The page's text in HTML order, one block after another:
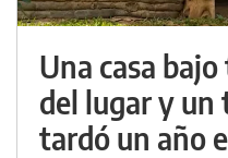
Una casa
del lugar y un
tardó un año